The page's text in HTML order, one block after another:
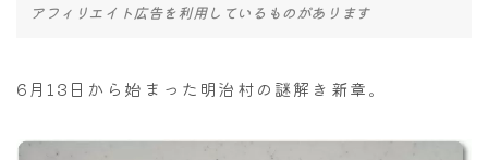
アフィリエイト広告を利用しているものがあります
6月13日から始まった明治村の謎解き新章。